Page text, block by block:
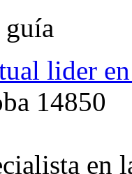
lider
14850
en